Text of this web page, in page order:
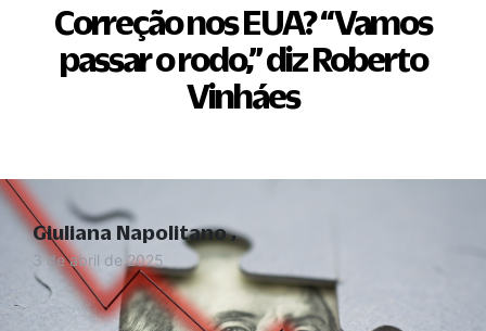
Correção nos EUA?“Vamos
passar o rodo,”diz Roberto
Vinháes
3 de abril de 2025
Giuliana Napolitano